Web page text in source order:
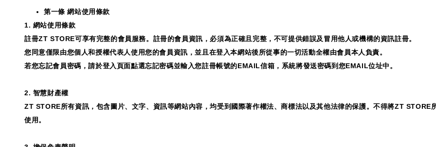
第一條 網站使用條款
1. 網站使用條款
註冊ZT STORE可享有完整的會員服務。註冊的會員資訊，必須為正確且完整，不可提供錯誤及冒用他人或機構的資訊註冊。
您同意僅限由您個人和授權代表人使用您的會員資訊，並且在登入本網站後所從事的一切活動全權由會員本人負責。
若您忘記會員密碼，請於登入頁面點選忘記密碼並輸入您註冊帳號的EMAIL信箱，系統將發送密碼到您EMAIL位址中。
2. 智慧財產權
ZT STORE所有資訊，包含圖片、文字、資訊等網站內容，均受到國際著作權法、商標法以及其他法律的保護。不得將ZT STORE
使用。